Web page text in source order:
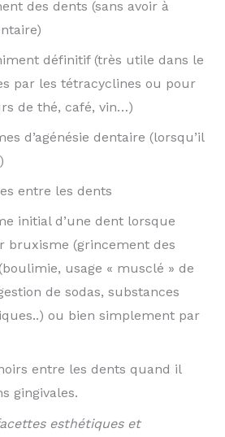
des dents (sans avoir à
définitif (très utile dans le
par les tétracyclines ou pour
de thé, café, vin…)
d’agénésie dentaire (lorsqu’il
entre les dents
initial d’une dent lorsque
bruxisme (grincement des
usage « musclé » de
de sodas, substances
ou bien simplement par
entre les dents quand il
gingivales.
esthétiques et